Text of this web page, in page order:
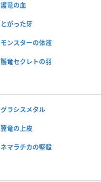
護竜の血
とがった牙
モンスターの体液
護竜セクレトの羽
グラシスメタル
翼竜の上皮
ネマラチカの堅殻